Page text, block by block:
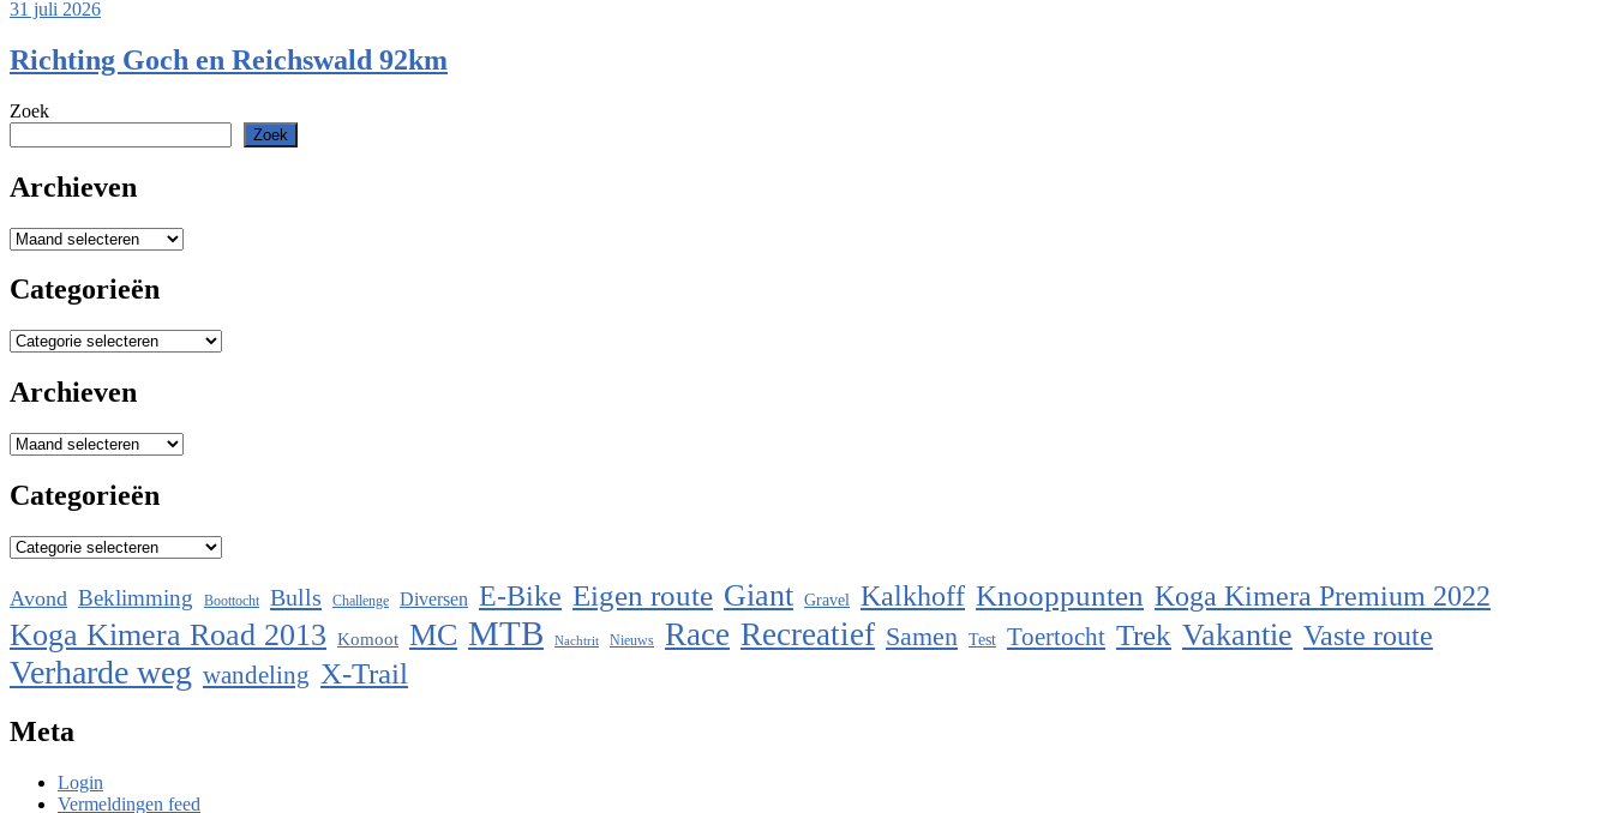
31 juli 2026
Richting Goch en Reichswald 92km
Zoek
Zoek
Archieven
Archieven
Categorieën
Categorieën
Archieven
Archieven
Categorieën
Categorieën
Avond Beklimming Boottocht Bulls Challenge Diversen E-Bike Eigen route Giant Gravel Kalkhoff Knooppunten Koga Kimera Premium 2022
Koga Kimera Road 2013 Komoot MC MTB Nachtrit Nieuws Race Recreatief Samen Test Toertocht Trek Vakantie Vaste route
Verharde weg wandeling X-Trail
Meta
Login
Vermeldingen feed